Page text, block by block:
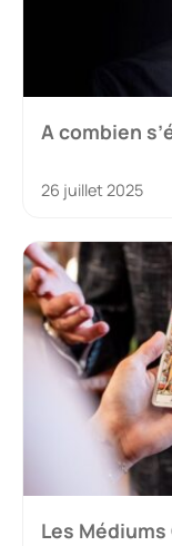
A combien
26 juillet 2025
Les